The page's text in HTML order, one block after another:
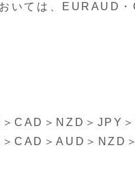
いては、EURAUD
＞NZD＞JPY＞
＞AUD＞NZD